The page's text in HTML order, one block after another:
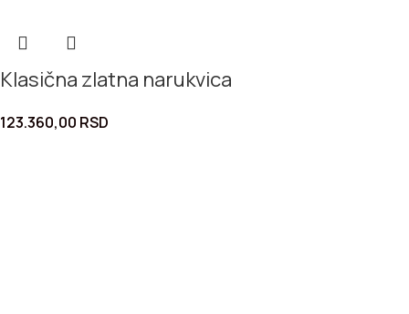
Klasična zlatna narukvica
123.360,00 RSD